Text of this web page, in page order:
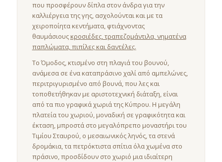
που προσφέρουν δίπλα στον άνδρα για την
καλλιέργεια της γης, ασχολούνται και με τα
χειροποίητα κεντήματα, φτιάχνοντας
θαυμάσιουςκροσιέδες, τραπεζομάντιλα, νηματένα
παπλώματα, πιπίλες και δαντέλες.
Το Όμοδος, κτισμένο στη πλαγιά του βουνού,
ανάμεσα σε ένα καταπράσινο χαλί από αμπελώνες,
περιτριγυρισμένο από βουνά, που λες και
τοποθετήθηκαν με αριστοτεχνική διάταξη, είναι
από τα πιο γραφικά χωριά της Κύπρου. Η μεγάλη
πλατεία του χωριού, μοναδική σε γραφικότητα και
έκταση, μπροστά στο μεγαλόπρεπο μοναστήρι του
Τιμίου Σταυρού, ο μεσαιωνικός ληνός, τα στενά
δρομάκια, τα πετρόκτιστα σπίτια όλα χωμένα στο
πράσινο, προσδίδουν στο χωριό μια ιδιαίτερη